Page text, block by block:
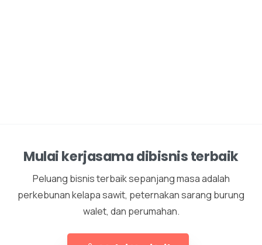
Mulai kerjasama dibisnis terbaik
Peluang bisnis terbaik sepanjang masa adalah
perkebunan kelapa sawit, peternakan sarang burung
walet, dan perumahan.